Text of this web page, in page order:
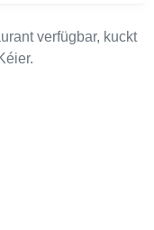
verfügbar, kuckt